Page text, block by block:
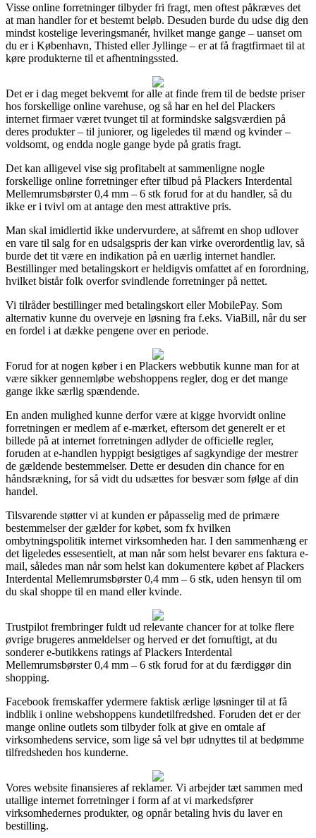
Visse online forretninger tilbyder fri fragt, men oftest påkræves det
at man handler for et bestemt beløb. Desuden burde du udse dig den
mindst kostelige leveringsmanér, hvilket mange gange – uanset om
du er i København, Thisted eller Jyllinge – er at få fragtfirmaet til at
køre produkterne til et afhentningssted.
Det er i dag meget bekvemt for alle at finde frem til de bedste priser
hos forskellige online varehuse, og så har en hel del Plackers
internet firmaer været tvunget til at formindske salgsværdien på
deres produkter – til juniorer, og ligeledes til mænd og kvinder –
voldsomt, og endda nogle gange byde på gratis fragt.
Det kan alligevel vise sig profitabelt at sammenligne nogle
forskellige online forretninger efter tilbud på Plackers Interdental
Mellemrumsbørster 0,4 mm – 6 stk forud for at du handler, så du
ikke er i tvivl om at antage den mest attraktive pris.
Man skal imidlertid ikke undervurdere, at såfremt en shop udlover
en vare til salg for en udsalgspris der kan virke overordentlig lav, så
burde det tit være en indikation på en uærlig internet handler.
Bestillinger med betalingskort er heldigvis omfattet af en forordning,
hvilket bistår folk overfor svindlende forretninger på nettet.
Vi tilråder bestillinger med betalingskort eller MobilePay. Som
alternativ kunne du overveje en løsning fra f.eks. ViaBill, når du ser
en fordel i at dække pengene over en periode.
Forud for at nogen køber i en Plackers webbutik kunne man for at
være sikker gennemløbe webshoppens regler, dog er det mange
gange ikke særlig spændende.
En anden mulighed kunne derfor være at kigge hvorvidt online
forretningen er medlem af e-mærket, eftersom det generelt er et
billede på at internet forretningen adlyder de officielle regler,
foruden at e-handlen hyppigt besigtiges af sagkyndige der mestrer
de gældende bestemmelser. Dette er desuden din chance for en
håndsrækning, for så vidt du udsættes for besvær som følge af din
handel.
Tilsvarende støtter vi at kunden er påpasselig med de primære
bestemmelser der gælder for købet, som fx hvilken
ombytningspolitik internet virksomheden har. I den sammenhæng er
det ligeledes essesentielt, at man når som helst bevarer ens faktura e-
mail, således man når som helst kan dokumentere købet af Plackers
Interdental Mellemrumsbørster 0,4 mm – 6 stk, uden hensyn til om
du skal shoppe til en mand eller kvinde.
Trustpilot frembringer fuldt ud relevante chancer for at tolke flere
øvrige brugeres anmeldelser og herved er det fornuftigt, at du
sonderer e-butikkens ratings af Plackers Interdental
Mellemrumsbørster 0,4 mm – 6 stk forud for at du færdiggør din
shopping.
Facebook fremskaffer ydermere faktisk ærlige løsninger til at få
indblik i online webshoppens kundetilfredshed. Foruden det er der
mange online outlets som tilbyder folk at give en omtale af
virksomhedens service, som lige så vel bør udnyttes til at bedømme
tilfredsheden hos kunderne.
Vores website finansieres af reklamer. Vi arbejder tæt sammen med
utallige internet forretninger i form af at vi markedsfører
virksomhedernes produkter, og opnår betaling hvis du laver en
bestilling.